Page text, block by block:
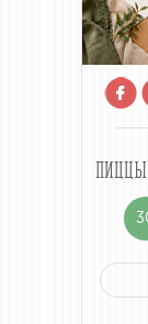
ПИЦЦЫ